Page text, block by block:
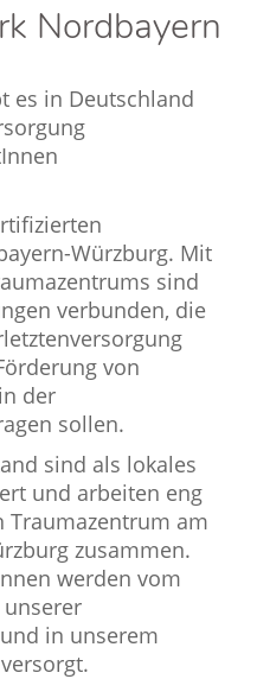
Nordbayern
es in Deutschland
Würzburg. Mit
sind
verbunden, die
von
der
sollen.
sind als lokales
und arbeiten eng
am
zusammen.
werden vom
in unserem